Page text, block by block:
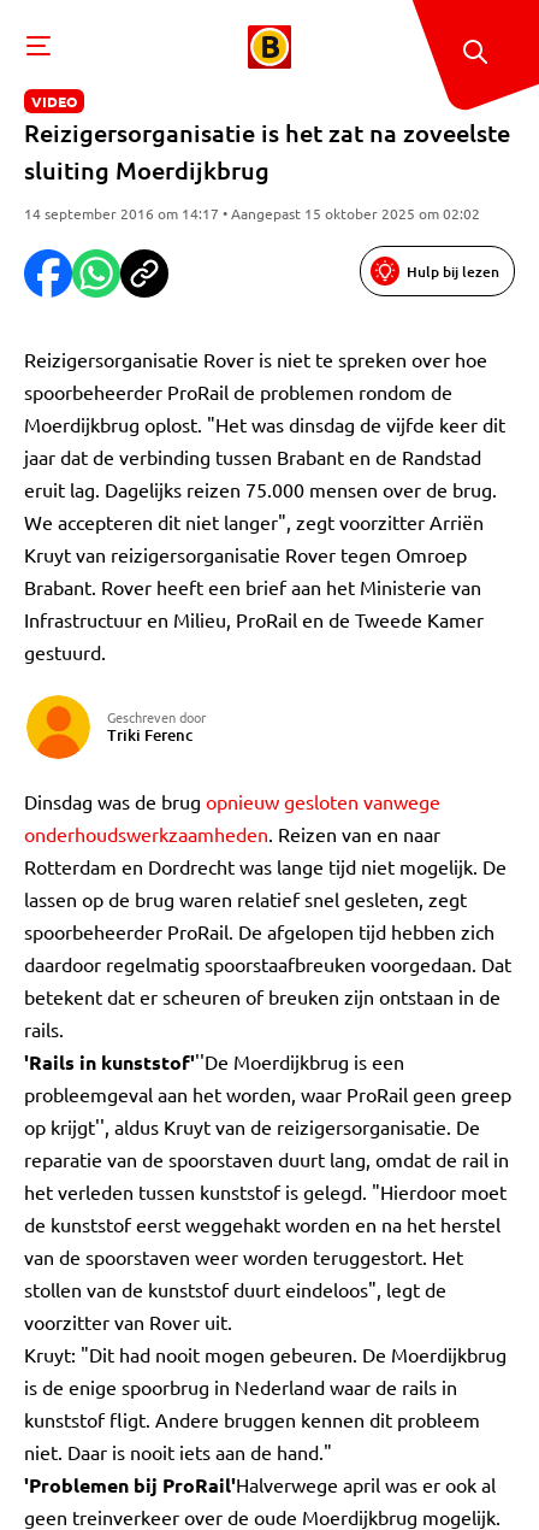
VIDEO
Reizigersorganisatie is het zat na zoveelste
sluiting Moerdijkbrug
14 september 2016 om 14:17 • Aangepast 15 oktober 2025 om 02:02
Hulp bij lezen
Reizigersorganisatie Rover is niet te spreken over hoe
spoorbeheerder ProRail de problemen rondom de
Moerdijkbrug oplost. "Het was dinsdag de vijfde keer dit
jaar dat de verbinding tussen Brabant en de Randstad
eruit lag. Dagelijks reizen 75.000 mensen over de brug.
We accepteren dit niet langer", zegt voorzitter Arriën
Kruyt van reizigersorganisatie Rover tegen Omroep
Brabant. Rover heeft een brief aan het Ministerie van
Infrastructuur en Milieu, ProRail en de Tweede Kamer
gestuurd.
Geschreven door
Triki Ferenc
Dinsdag was de brug opnieuw gesloten vanwege
onderhoudswerkzaamheden. Reizen van en naar
Rotterdam en Dordrecht was lange tijd niet mogelijk. De
lassen op de brug waren relatief snel gesleten, zegt
spoorbeheerder ProRail. De afgelopen tijd hebben zich
daardoor regelmatig spoorstaafbreuken voorgedaan. Dat
betekent dat er scheuren of breuken zijn ontstaan in de
rails.
'Rails in kunststof'''De Moerdijkbrug is een
probleemgeval aan het worden, waar ProRail geen greep
op krijgt'', aldus Kruyt van de reizigersorganisatie. De
reparatie van de spoorstaven duurt lang, omdat de rail in
het verleden tussen kunststof is gelegd. "Hierdoor moet
de kunststof eerst weggehakt worden en na het herstel
van de spoorstaven weer worden teruggestort. Het
stollen van de kunststof duurt eindeloos", legt de
voorzitter van Rover uit.
Kruyt: "Dit had nooit mogen gebeuren. De Moerdijkbrug
is de enige spoorbrug in Nederland waar de rails in
kunststof fligt. Andere bruggen kennen dit probleem
niet. Daar is nooit iets aan de hand."
'Problemen bij ProRail'Halverwege april was er ook al
geen treinverkeer over de oude Moerdijkbrug mogelijk.